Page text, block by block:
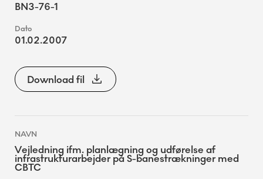
BN3-76-1
01.02.2007
Download fil
Vejledning ifm. planlægning og udførelse af
infrastrukturarbejder på S-banestrækninger med
CBTC